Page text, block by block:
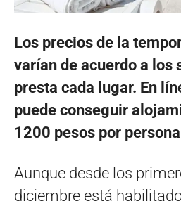
Los precios de la
varían de acuerdo a los
presta cada lugar. En
puede conseguir
1200 pesos por
Aunque desde los
diciembre está